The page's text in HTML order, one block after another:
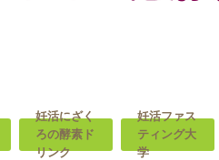
妊活にざく
ろの酵素ド
リンク
妊活ファス
ティング大
学